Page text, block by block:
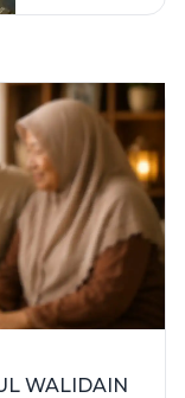
Monumen
WALIDAIN